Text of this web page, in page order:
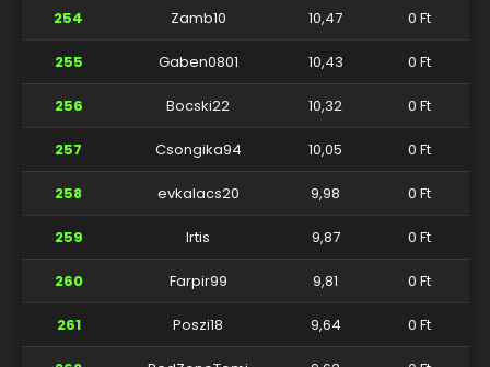
254 Zamb10 10,47 0 Ft
255 Gaben0801 10,43 0 Ft
256 Bocski22 10,32 0 Ft
257 Csongika94 10,05 0 Ft
258 evkalacs20 9,98 0 Ft
259 Irtis 9,87 0 Ft
260 Farpir99 9,81 0 Ft
261 Poszi18 9,64 0 Ft